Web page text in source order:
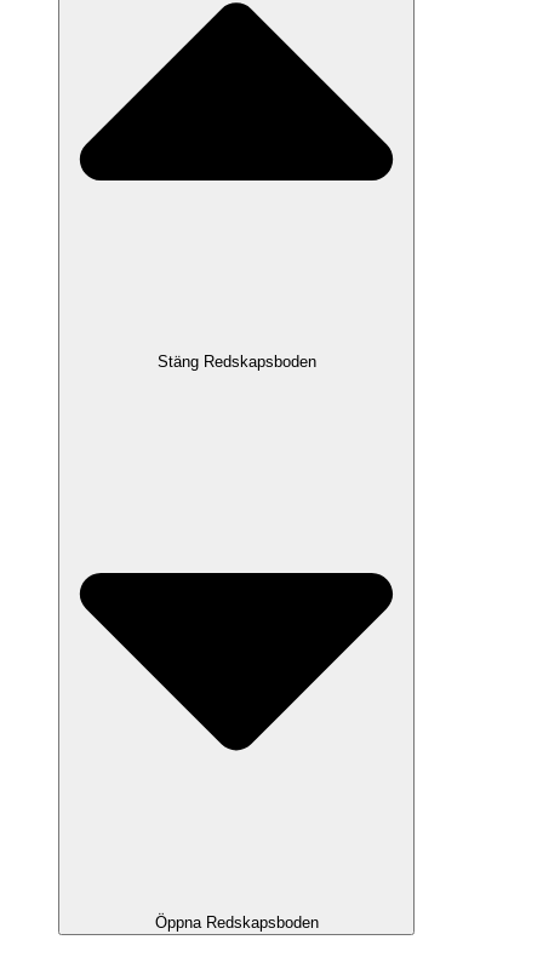
Stäng Redskapsboden
Öppna Redskapsboden